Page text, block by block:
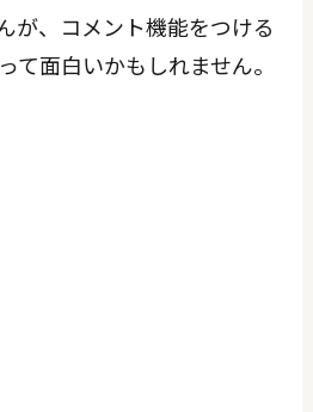
が、コメント機能をつける
て面白いかもしれません。